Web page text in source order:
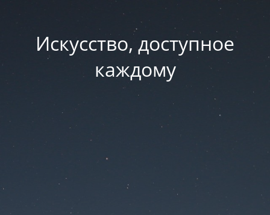
Искусство, доступное
каждому